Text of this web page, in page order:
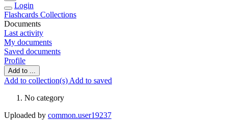
Login
Flashcards Collections
Documents
Last activity
My documents
Saved documents
Profile
Add to ...
Add to collection(s) Add to saved
No category
Uploaded by common.user19237